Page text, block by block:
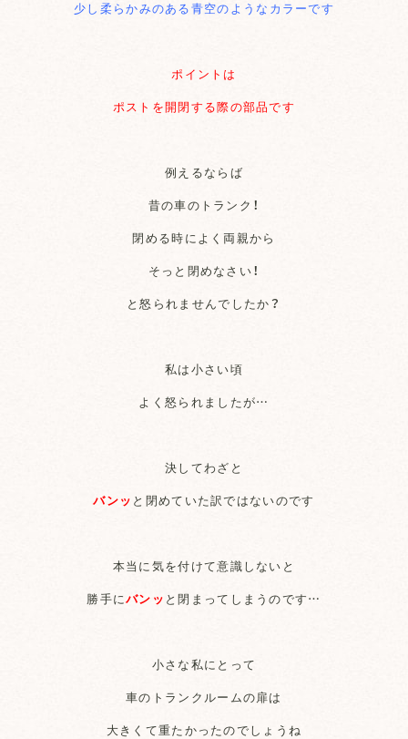
少し柔らかみのある青空のようなカラーです
ポイントは
ポストを開閉する際の部品です
例えるならば
昔の車のトランク！
閉める時によく両親から
そっと閉めなさい！
と怒られませんでしたか？
私は小さい頃
よく怒られましたが…
決してわざと
バンッ と閉めていた訳ではないのです
本当に気を付けて意識しないと
勝手にバンッ と閉まってしまうのです…
小さな私にとって
車のトランクルームの扉は
大きくて重たかったのでしょうね